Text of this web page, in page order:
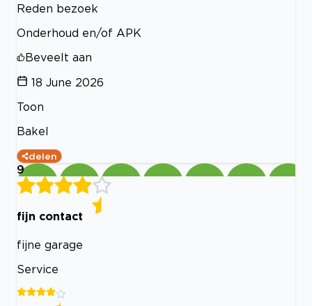
Reden bezoek
Onderhoud en/of APK
Beveelt aan
18 June 2026
Toon
Bakel
delen
9
fijn contact
fijne garage
Service